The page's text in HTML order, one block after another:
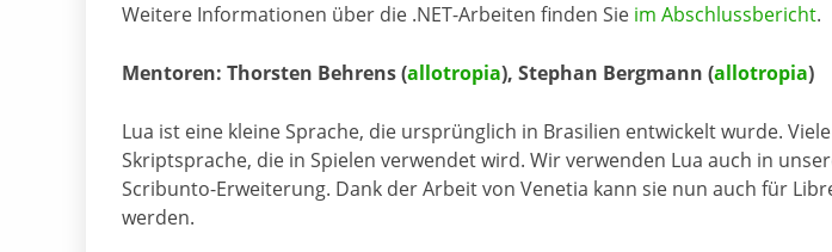
Weitere Informationen über die .NET-Arbeiten finden Sie im Abschlussbericht.
Mentoren: Thorsten Behrens (allotropia), Stephan Bergmann (allotropia)
Lua ist eine kleine Sprache, die ursprünglich in Brasilien entwickelt wurde.
Skriptsprache, die in Spielen verwendet wird. Wir verwenden Lua auch in
Scribunto-Erweiterung. Dank der Arbeit von Venetia kann sie nun auch für
werden.